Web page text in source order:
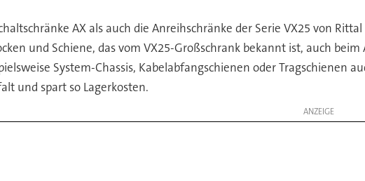
AX als auch die Anreihschränke der Serie VX25 von
und Schiene, das vom VX25-Großschrank bekannt ist, auch
System-Chassis, Kabelabfangschienen oder Tragschienen
und spart so Lagerkosten.
ANZEIGE